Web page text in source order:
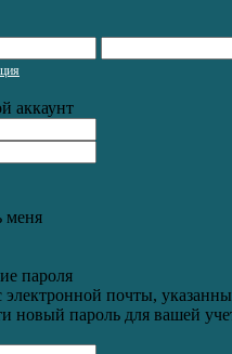
аккаунт
меня
пароля
электронной почты,
новый пароль для вашей